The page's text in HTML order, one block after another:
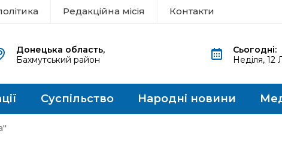
Редакційна місія Контакти
Донецька область,
Бахмутський район
Сьогодні:
Неділя, 12
Суспільство Народні новини